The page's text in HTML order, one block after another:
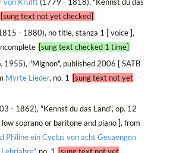
[sung text not yet checked]
- 1880), no title, stanza 1 [ voice ],
[sung text checked 1 time]
1955), "Mignon", published 2006 [ SATB
Myrte Lieder, no. 1
[sung text not yet
- 1862), "Kennst du das Land", op. 12
soprano or baritone and piano ], from
Philine ein Cyclus von acht Gesaengen